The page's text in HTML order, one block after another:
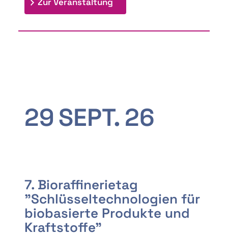
29SEPT. 26
7. Bioraffinerietag
"Schlüsseltechnologien für
biobasierte Produkte und
Kraftstoffe"